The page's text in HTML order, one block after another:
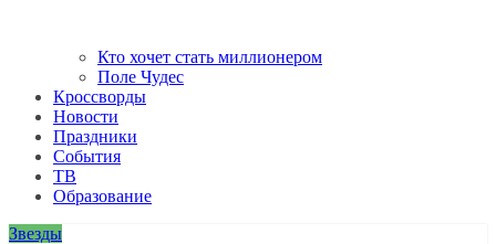
Кто хочет стать миллионером
Поле Чудес
Кроссворды
Новости
Праздники
События
ТВ
Образование
Звезды